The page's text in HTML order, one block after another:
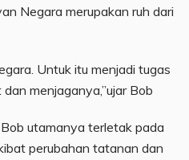
Negara merupakan ruh dari
Untuk itu menjadi tugas
menjaganya,”ujar Bob
utamanya terletak pada
perubahan tatanan dan